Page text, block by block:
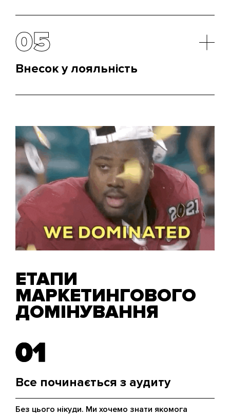
Алгоритми нашої розсилки та e-mail маркетингу
вперед. Налаштування потрібно провести один
раз, і можна попивати коктейлі на пляжі.
05
Внесок у лояльність
Ми з вами розуміємо, що далеко не завжди
затримати його якнайдовше.
ЕТАПИ
МАРКЕТИНГОВОГО
ДОМІНУВАННЯ
01
01
Все починається з аудиту
Без цього нікуди. Ми хочемо знати якомога